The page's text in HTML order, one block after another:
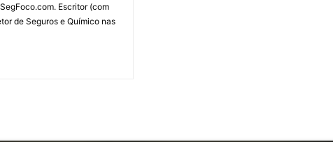
Escritor (com
de Seguros e Químico nas